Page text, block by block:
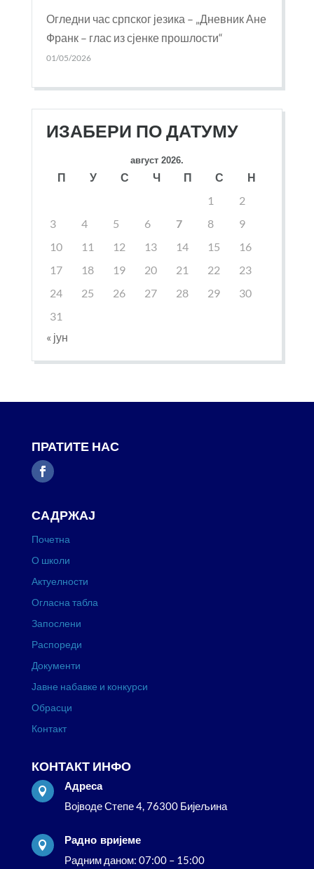
Огледни час српског језика – „Дневник Ане
Франк – глас из сјенке прошлости“
01/05/2026
ИЗАБЕРИ ПО ДАТУМУ
август 2026.
П У С Ч П С
Н
1
2
3
4 5 6 7 8
9
10
11 12 13 14 15
16
17
18 19 20 21 22
23
24
25 26 27 28 29
30
31
« јун
ПРАТИТЕ НАС
САДРЖАЈ
Почетна
О школи
Актуелности
Огласна табла
Запослени
Распореди
Документи
Јавне набавке и конкурси
Обрасци
Контакт
КОНТАКТ ИНФО

Адреса
Војводе Степе 4, 76300 Бијељина

Радно вријеме
Радним даном: 07:00 – 15:00